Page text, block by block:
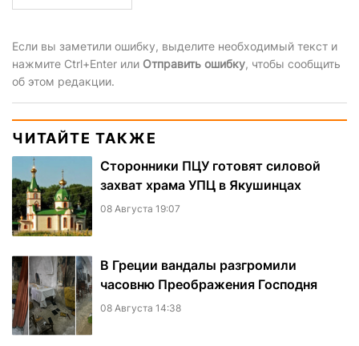
Если вы заметили ошибку, выделите необходимый текст и
нажмите Ctrl+Enter или Отправить ошибку, чтобы сообщить
об этом редакции.
ЧИТАЙТЕ ТАКЖЕ
Сторонники ПЦУ готовят силовой
захват храма УПЦ в Якушинцах
08 Августа 19:07
В Греции вандалы разгромили
часовню Преображения Господня
08 Августа 14:38